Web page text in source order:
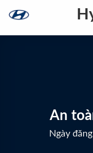
content
An
Ngày